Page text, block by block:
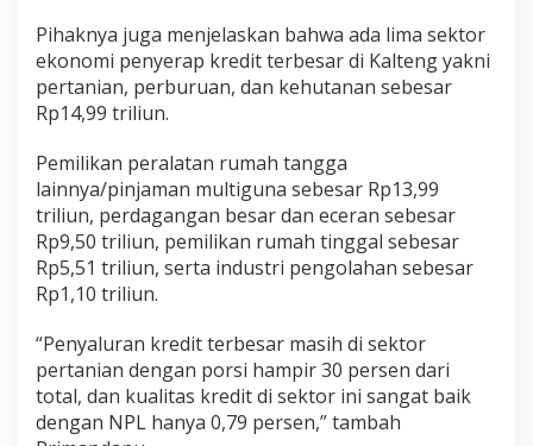
Pihaknya juga menjelaskan bahwa ada lima sektor
ekonomi penyerap kredit terbesar di Kalteng yakni
pertanian, perburuan, dan kehutanan sebesar
Rp14,99 triliun.
Pemilikan peralatan rumah tangga
lainnya/pinjaman multiguna sebesar Rp13,99
triliun, perdagangan besar dan eceran sebesar
Rp9,50 triliun, pemilikan rumah tinggal sebesar
Rp5,51 triliun, serta industri pengolahan sebesar
Rp1,10 triliun.
“Penyaluran kredit terbesar masih di sektor
pertanian dengan porsi hampir 30 persen dari
total, dan kualitas kredit di sektor ini sangat baik
dengan NPL hanya 0,79 persen,” tambah